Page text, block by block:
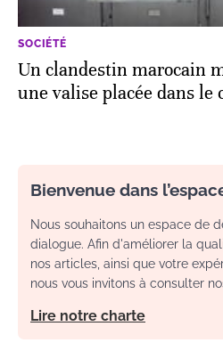
SOCIÉTÉ
Un clandestin marocain
une valise placée dans
Bienvenue dans
Nous souhaitons un espace de
dialogue. Afin d'améliorer la
nos articles, ainsi que votre
nous vous invitons à consulter
Lire notre charte